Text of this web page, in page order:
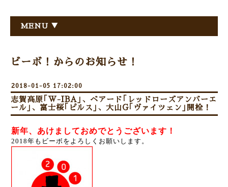
MENU ▼
ビーボ！からのお知らせ！
2018-01-05 17:02:00
志賀高原｢W-IBA｣、ベアード｢レッドローズアンバーエ
ール｣、富士桜｢ピルス｣、大山G｢ヴァイツェン｣開栓！
新年、あけましておめでとうございます！
2018年もビーボをよろしくお願いします。